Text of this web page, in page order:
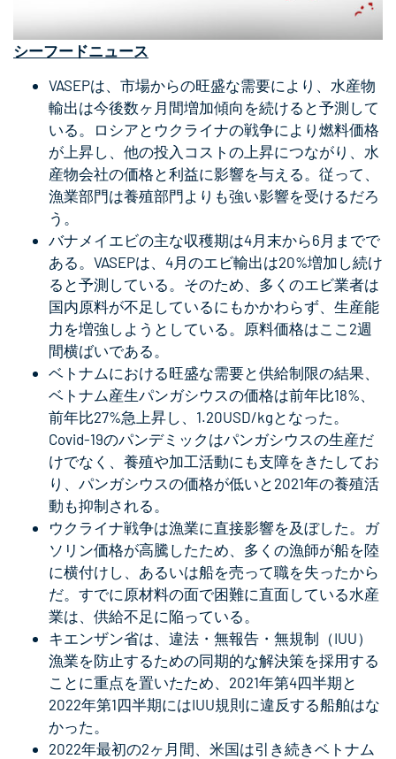
シーフードニュース
VASEPは、市場からの旺盛な需要により、水産物
輸出は今後数ヶ月間増加傾向を続けると予測して
いる。ロシアとウクライナの戦争により燃料価格
が上昇し、他の投入コストの上昇につながり、水
産物会社の価格と利益に影響を与える。従って、
漁業部門は養殖部門よりも強い影響を受けるだろ
う。
バナメイエビの主な収穫期は4月末から6月までで
ある。VASEPは、4月のエビ輸出は20%増加し続け
ると予測している。そのため、多くのエビ業者は
国内原料が不足しているにもかかわらず、生産能
力を増強しようとしている。原料価格はここ2週
間横ばいである。
ベトナムにおける旺盛な需要と供給制限の結果、
ベトナム産生パンガシウスの価格は前年比18%、
前年比27%急上昇し、1.20USD/kgとなった。
Covid-19のパンデミックはパンガシウスの生産だ
けでなく、養殖や加工活動にも支障をきたしてお
り、パンガシウスの価格が低いと2021年の養殖活
動も抑制される。
ウクライナ戦争は漁業に直接影響を及ぼした。ガ
ソリン価格が高騰したため、多くの漁師が船を陸
に横付けし、あるいは船を売って職を失ったから
だ。すでに原材料の面で困難に直面している水産
業は、供給不足に陥っている。
キエンザン省は、違法・無報告・無規制（IUU）
漁業を防止するための同期的な解決策を採用する
ことに重点を置いたため、2021年第4四半期と
2022年第1四半期にはIUU規則に違反する船舶はな
かった。
2022年最初の2ヶ月間、米国は引き続きベトナム